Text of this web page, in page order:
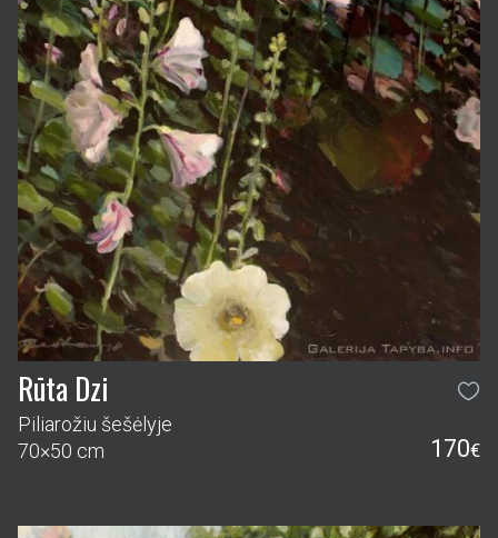
Rūta Dzi
Piliarožiu šešėlyje
70×50 cm
170€